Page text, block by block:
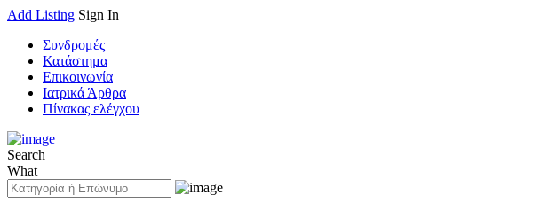
Add Listing Sign In
Συνδρομές
Κατάστημα
Επικοινωνία
Ιατρικά Άρθρα
Πίνακας ελέγχου
Search
What